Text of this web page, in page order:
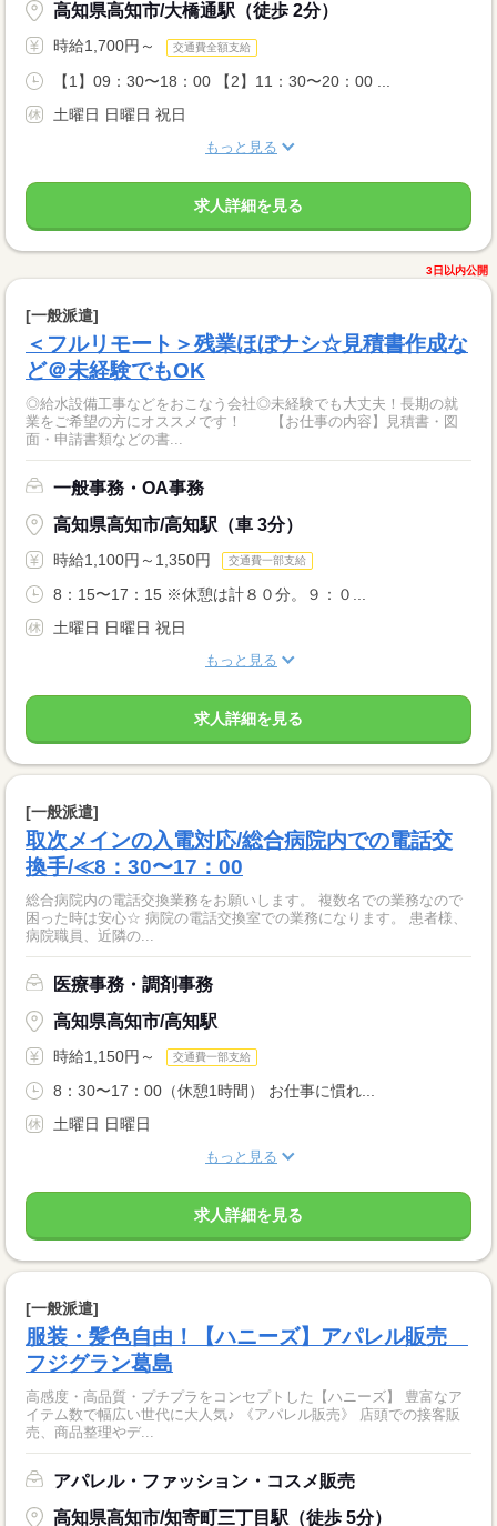
高知県高知市/大橋通駅（徒歩 2分）
時給1,700円～ 交通費全額支給
【1】09：30〜18：00 【2】11：30〜20：00 ...
土曜日 日曜日 祝日
もっと見る
求人詳細を見る
3日以内公開
[一般派遣]
＜フルリモート＞残業ほぼナシ☆見積書作成な
ど＠未経験でもOK
◎給水設備工事などをおこなう会社◎未経験でも大丈夫！長期の就
業をご希望の方にオススメです！ 【お仕事の内容】見積書・図
面・申請書類などの書...
一般事務・OA事務
高知県高知市/高知駅（車 3分）
時給1,100円～1,350円 交通費一部支給
8：15〜17：15 ※休憩は計８０分。９：０...
土曜日 日曜日 祝日
もっと見る
求人詳細を見る
[一般派遣]
取次メインの入電対応/総合病院内での電話交
換手/≪8：30〜17：00
総合病院内の電話交換業務をお願いします。 複数名での業務なので
困った時は安心☆ 病院の電話交換室での業務になります。 患者様、
病院職員、近隣の...
医療事務・調剤事務
高知県高知市/高知駅
時給1,150円～ 交通費一部支給
8：30〜17：00（休憩1時間） お仕事に慣れ...
土曜日 日曜日
もっと見る
求人詳細を見る
[一般派遣]
服装・髪色自由！【ハニーズ】アパレル販売
フジグラン葛島
高感度・高品質・プチプラをコンセプトした【ハニーズ】 豊富なア
イテム数で幅広い世代に大人気♪ 《アパレル販売》 店頭での接客販
売、商品整理やデ...
アパレル・ファッション・コスメ販売
高知県高知市/知寄町三丁目駅（徒歩 5分）